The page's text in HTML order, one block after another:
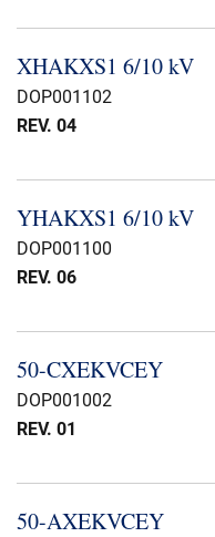
XHAKXS1 6/10 kV
DOP001102
REV. 04
YHAKXS1 6/10 kV
DOP001100
REV. 06
50-​CXEKVCEY
DOP001002
REV. 01
50-​AXEKVCEY